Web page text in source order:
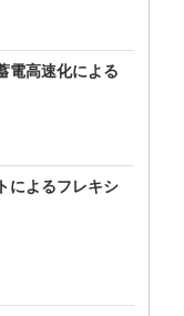
電高速化による
によるフレキシ